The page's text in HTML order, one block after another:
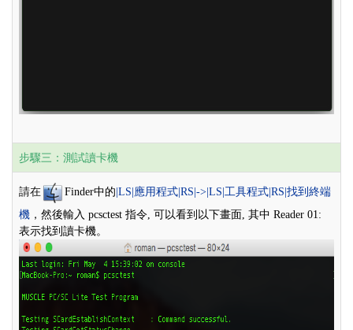
步驟三：測試讀卡機
請在 Finder中的 |LS|應用程式|RS|->|LS|工具程式|RS|找到終端
機 ，然後輸入 pcsctest 指令, 可以看到以下畫面, 其中 Reader 01:
表示找到讀卡機。